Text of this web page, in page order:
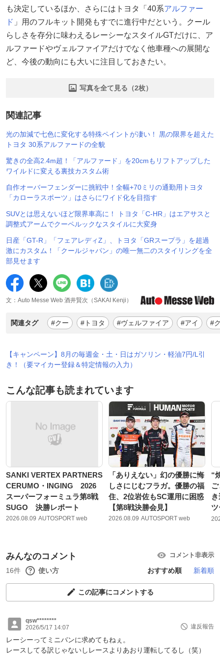
も決定しているほか、さらにはトヨタ「40系アルファー
ド 」用のフルキット開発もすでに進行中だという。クール
らしさを存分に味わえるレーシーなスタイルGTだけに、ア
ルファードやヴェルファイアだけでなく他車種への展開な
ど、今後の動向にも大いに注目しておきたい。
写真を全て見る（2枚）
関連記事
光の加減で七色に変化する特殊ペイントが凄い！ 黒の限界を超えた
トヨタ 30系アルファードの全貌
驚きの全高2.4m超！「アルファード」を20cmもリフトアップした
ワイルドに変える裏技カスタム術
自作オーバーフェンダーに挑戦中！全幅+70ミリの通勤用トヨタ
「カローラスポーツ」はさらにワイド化を目指す
SUVとは思えないほど限界車高に！ トヨタ「C-HR」はエアサスと
調整式アームでクーペルックなスタイルに大変身
日産「GT-R」「フェアレディZ」、トヨタ「GRスープラ」を超過
激にカスタム！「クールジャパン」の唯一無二のスタイリングを全
部見せます
文：Auto Messe Web 酒井賢次（SAKAI Kenji）
関連タグ #クー #トヨタ #ヴェルファイア #アイ #
【キャンペーン】8月の毎週金・土・日はガソリン・軽油7円/L引
き！（要マイカー登録＆特定情報の入力）
こんな記事も読まれています
SANKI VERTEX PARTNERS
CERUMO・INGING 2026
スーパーフォーミュラ第8戦
SUGO 決勝レポート
2026.08.09 AUTOSPORT web
「ありえない」幻の優勝に悔
しさにじむフラガ。優勝の福
住、2位岩佐もSC運用に困惑
【第8戦決勝会見】
2026.08.09 AUTOSPORT web
“
みんなのコメント コメント非表示
16件 使い方 おすすめ順 新着順
この記事にコメントする
qsw********
2026/5/17 14:07
違反報告
レーシーってミニバンに求めてもねぇ。
レースしてる訳じゃないしレースよりあおり運転してるし（笑）